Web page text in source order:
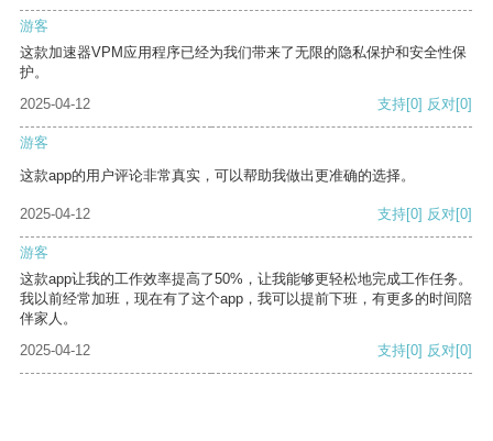
游客
这款加速器VPM应用程序已经为我们带来了无限的隐私保护和安全性保
护。
2025-04-12
支持[0] 反对[0]
游客
这款app的用户评论非常真实，可以帮助我做出更准确的选择。
2025-04-12 支持[0] 反对[0]
游客
这款app让我的工作效率提高了50%，让我能够更轻松地完成工作任务。
我以前经常加班，现在有了这个app，我可以提前下班，有更多的时间陪
伴家人。
2025-04-12
支持[0] 反对[0]